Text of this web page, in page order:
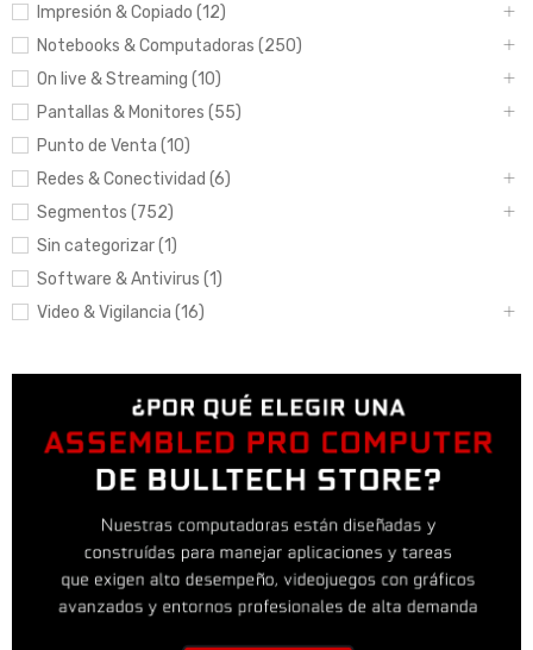
Impresión & Copiado (12)
Notebooks & Computadoras (250)
On live & Streaming (10)
Pantallas & Monitores (55)
Punto de Venta (10)
Redes & Conectividad (6)
Segmentos (752)
Sin categorizar (1)
Software & Antivirus (1)
Video & Vigilancia (16)